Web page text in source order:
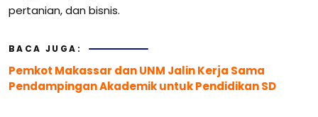
pertanian, dan bisnis.
BACA JUGA:
Pemkot Makassar dan UNM Jalin Kerja Sama
Pendampingan Akademik untuk Pendidikan SD